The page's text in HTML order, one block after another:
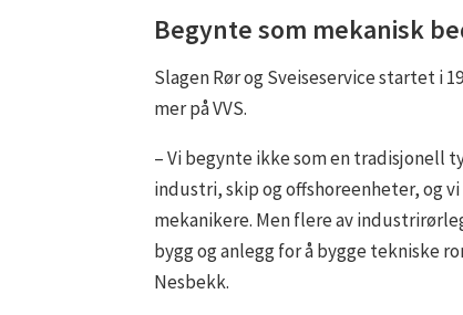
Begynte som mekanisk
Slagen Rør og Sveiseservice startet i
mer på VVS.
– Vi begynte ikke som en tradisjonell
industri, skip og offshoreenheter, og
mekanikere. Men flere av
bygg og anlegg for å bygge tekniske
Nesbekk.